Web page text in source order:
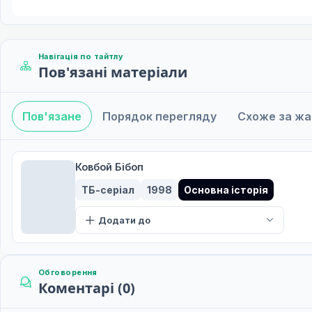
Навігація по тайтлу
Пов'язані матеріали
Пов'язане Порядок перегляду Схоже за
Ковбой Бібоп
ТБ-серіал
1998 Основна історія
Додати до
Обговорення
Коментарі (0)